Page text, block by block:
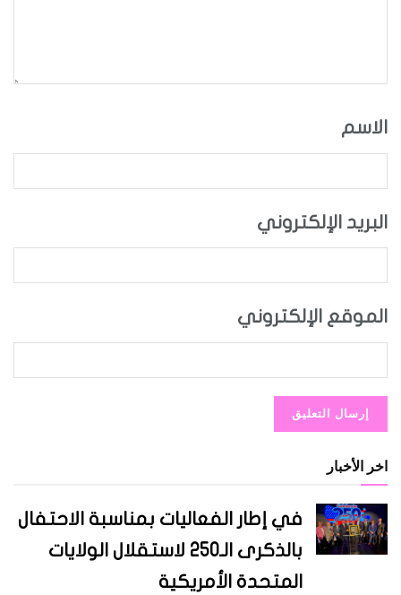
الاسم
البريد الإلكتروني
الموقع الإلكتروني
اخر الأخبار
في إطار الفعاليات بمناسبة الاحتفال
بالذكرى الـ250 لاستقلال الولايات
المتحدة الأمريكية